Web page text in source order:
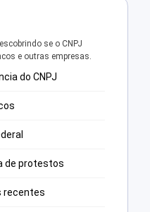
se o CNPJ
e outras empresas.
do CNPJ
de protestos
recentes